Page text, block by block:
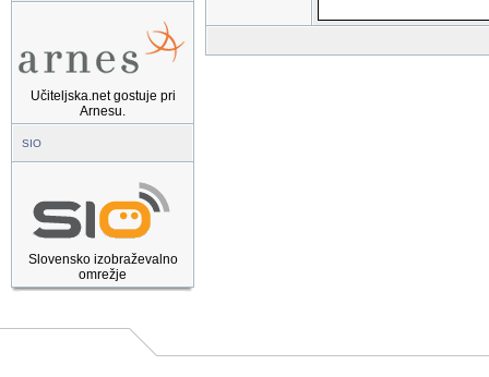
Učiteljska.net gostuje pri
Arnesu.
SIO
Slovensko izobraževalno
omrežje